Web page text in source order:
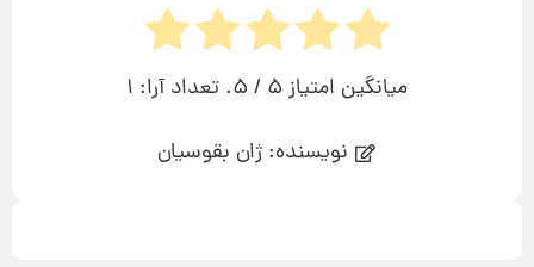
میانگین امتیاز 5 / 5. تعداد آرا:
1
نویسنده: ژان بقوسیان